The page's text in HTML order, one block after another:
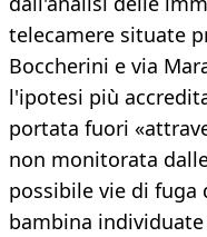
telecamere situate
Boccherini e via
l'ipotesi più
portata fuori
non monitorata
possibile vie di fuga
bambina